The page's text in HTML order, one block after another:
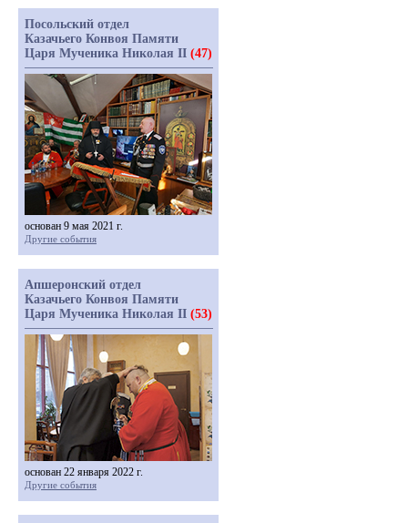
Посольский отдел
Казачьего Конвоя Памяти
Царя Мученика Николая II (47)
основан 9 мая 2021 г.
Другие события
Апшеронский отдел
Казачьего Конвоя Памяти
Царя Мученика Николая II (53)
основан 22 января 2022 г.
Другие события